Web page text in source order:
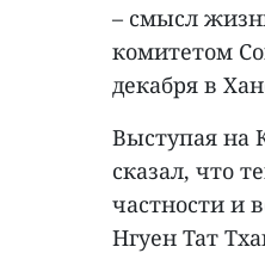
– смысл
комитетом
декабря в
Выступая на
сказал, что
частности и
Нгуен Тат